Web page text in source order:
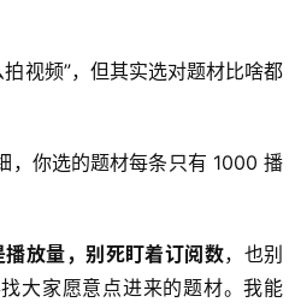
视频”，但其实选对题材比啥都
，你选的题材每条只有 1000 播
放量，别死盯着订阅数，也别
大家愿意点进来的题材。我能